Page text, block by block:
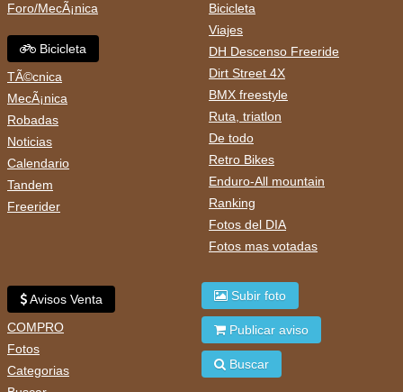
Foro/MecÃ¡nica
Bicicleta
TÃ©cnica
MecÃ¡nica
Robadas
Noticias
Calendario
Tandem
Freerider
Bicicleta
Viajes
DH Descenso Freeride
Dirt Street 4X
BMX freestyle
Ruta, triatlon
De todo
Retro Bikes
Enduro-All mountain
Ranking
Fotos del DIA
Fotos mas votadas
Avisos Venta
COMPRO
Fotos
Categorias
Subir foto
Publicar aviso
Buscar